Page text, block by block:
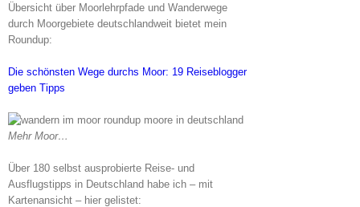
Übersicht über Moorlehrpfade und Wanderwege
durch Moorgebiete deutschlandweit bietet mein
Roundup:
Die schönsten Wege durchs Moor: 19 Reiseblogger
geben Tipps
Mehr Moor…
Über 180 selbst ausprobierte Reise- und
Ausflugstipps in Deutschland habe ich – mit
Kartenansicht – hier gelistet: